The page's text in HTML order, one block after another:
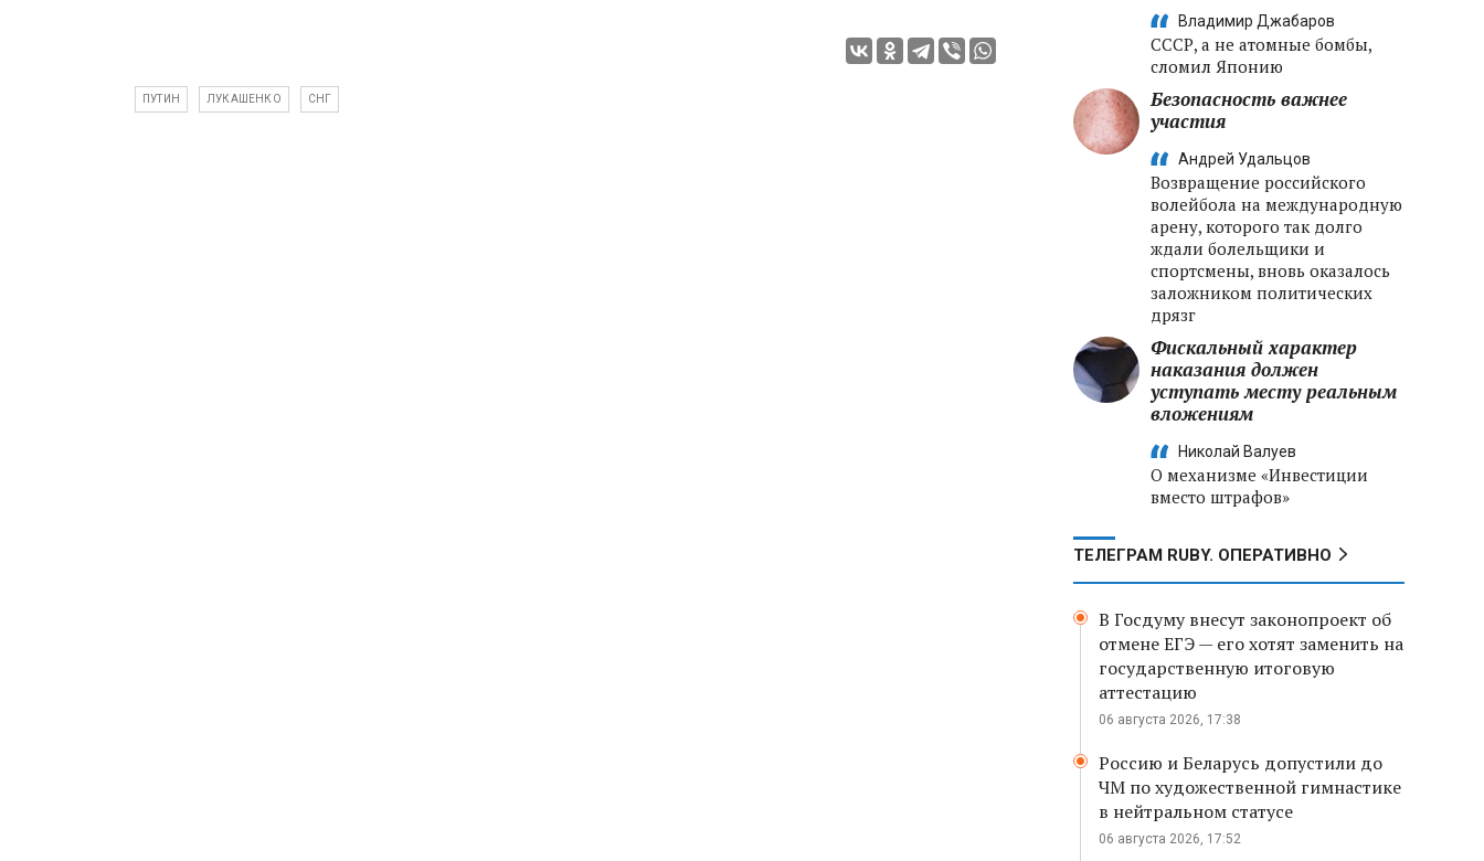
ПУТИН ЛУКАШЕНКО СНГ
Владимир Джабаров
СССР, а не атомные бомбы,
сломил Японию
Безопасность важнее
участия
Андрей Удальцов
Возвращение российского
волейбола на международную
арену, которого так долго
ждали болельщики и
спортсмены, вновь оказалось
заложником политических
дрязг
Фискальный характер
наказания должен
уступать месту реальным
вложениям
Николай Валуев
О механизме «Инвестиции
вместо штрафов»
ТЕЛЕГРАМ RUBY. ОПЕРАТИВНО
В Госдуму внесут законопроект об
отмене ЕГЭ — его хотят заменить на
государственную итоговую
аттестацию
06 августа 2026, 17:38
Россию и Беларусь допустили до
ЧМ по художественной гимнастике
в нейтральном статусе
06 августа 2026, 17:52